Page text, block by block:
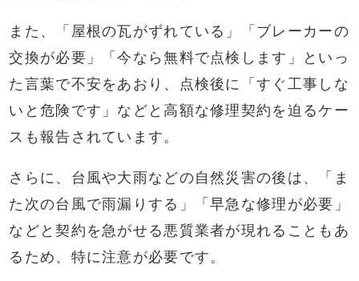
また、「屋根の瓦がずれている」「ブレーカーの
交換が必要」「今なら無料で点検します」といっ
た言葉で不安をあおり、点検後に「すぐ工事しな
いと危険です」などと高額な修理契約を迫るケー
スも報告されています。
さらに、台風や大雨などの自然災害の後は、「ま
た次の台風で雨漏りする」「早急な修理が必要」
などと契約を急がせる悪質業者が現れることもあ
るため、特に注意が必要です。